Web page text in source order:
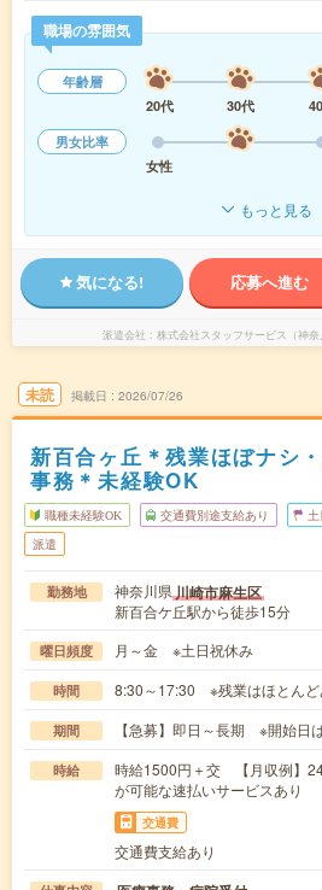
職場の雰囲気
年齢層
20代
30代
男女比率
女性
もっと見る
気になる! 応募へ進む
派遣会社 株式会社スタッフサービス（神奈
未読 掲載日 2026/07/26
新百合ヶ丘＊残業ほぼナシ
事務＊未経験OK
職種未経験OK 交通費別途支給あり 土
派遣
勤務地 神奈川県川崎市麻生区
新百合ケ丘駅から徒歩15分
曜日頻度 月～金 ※土日祝休み
時間 8:30～17:30 ※残業はほとんど
期間 【急募】即日～長期 ※開始日
時給
時給1500円＋交 【月収例】
が可能な速払いサービスあり
交通費
交通費支給あり